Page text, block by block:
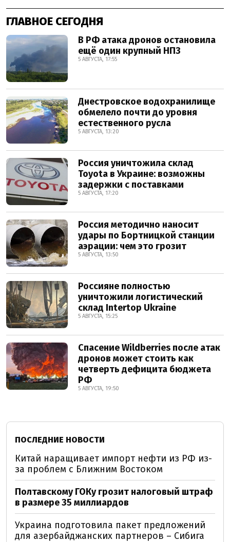
ГЛАВНОЕ СЕГОДНЯ
В РФ атака дронов остановила
ещё один крупный НПЗ
5 АВГУСТА, 17:55
Днестровское водохранилище
обмелело почти до уровня
естественного русла
5 АВГУСТА, 13:20
Россия уничтожила склад
Toyota в Украине: возможны
задержки с поставками
5 АВГУСТА, 17:20
Россия методично наносит
удары по Бортницкой станции
аэрации: чем это грозит
5 АВГУСТА, 13:50
Россияне полностью
уничтожили логистический
склад Intertop Ukraine
5 АВГУСТА, 15:25
Спасение Wildberries после атак
дронов может стоить как
четверть дефицита бюджета
РФ
5 АВГУСТА, 19:50
ПОСЛЕДНИЕ НОВОСТИ
Китай наращивает импорт нефти из РФ из-
за проблем с Ближним Востоком
Полтавскому ГОКу грозит налоговый штраф
в размере 35 миллиардов
Украина подготовила пакет предложений
для азербайджанских партнеров – Сибига